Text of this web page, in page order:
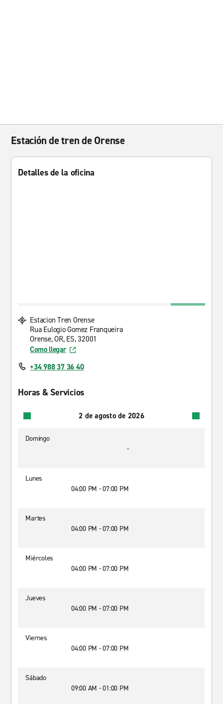
Estación de tren de Orense
Detalles de la oficina
Estacion Tren Orense
Rua Eulogio Gomez Franqueira
Orense, OR, ES, 32001
Como llegar
+34 988 37 36 40
Horas & Servicios
2 de agosto de 2026
Domingo
-
Lunes
04:00 PM - 07:00 PM
Martes
04:00 PM - 07:00 PM
Miércoles
04:00 PM - 07:00 PM
Jueves
04:00 PM - 07:00 PM
Viernes
04:00 PM - 07:00 PM
Sábado
09:00 AM - 01:00 PM